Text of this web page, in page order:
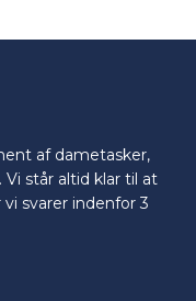
af dametasker,
står altid klar til at
svarer indenfor 3